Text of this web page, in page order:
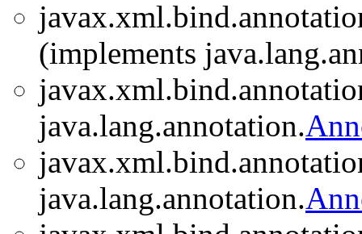
(implements
java.lang.annotation.
java.lang.annotation.